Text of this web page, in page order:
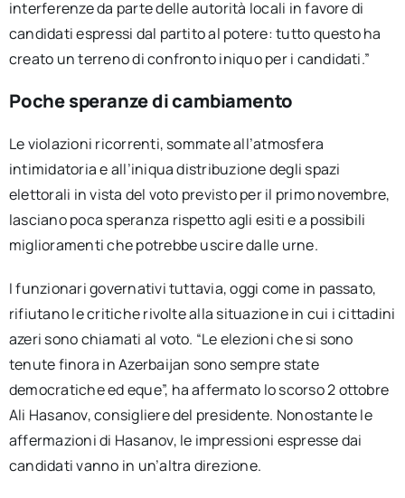
interferenze da parte delle autorità locali in favore di
candidati espressi dal partito al potere: tutto questo ha
creato un terreno di confronto iniquo per i candidati.”
Poche speranze di cambiamento
Le violazioni ricorrenti, sommate all’atmosfera
intimidatoria e all’iniqua distribuzione degli spazi
elettorali in vista del voto previsto per il primo novembre,
lasciano poca speranza rispetto agli esiti e a possibili
miglioramenti che potrebbe uscire dalle urne.
I funzionari governativi tuttavia, oggi come in passato,
rifiutano le critiche rivolte alla situazione in cui i cittadini
azeri sono chiamati al voto. “Le elezioni che si sono
tenute finora in Azerbaijan sono sempre state
democratiche ed eque”, ha affermato lo scorso 2 ottobre
Ali Hasanov, consigliere del presidente. Nonostante le
affermazioni di Hasanov, le impressioni espresse dai
candidati vanno in un’altra direzione.